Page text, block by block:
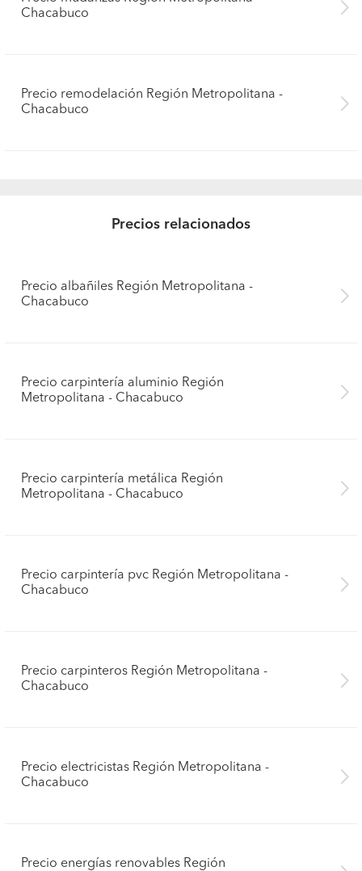
Chacabuco
Precio remodelación Región Metropolitana -
Chacabuco
Precios relacionados
Precio albañiles Región Metropolitana -
Chacabuco
Precio carpintería aluminio Región
Metropolitana - Chacabuco
Precio carpintería metálica Región
Metropolitana - Chacabuco
Precio carpintería pvc Región Metropolitana -
Chacabuco
Precio carpinteros Región Metropolitana -
Chacabuco
Precio electricistas Región Metropolitana -
Chacabuco
Precio energías renovables Región